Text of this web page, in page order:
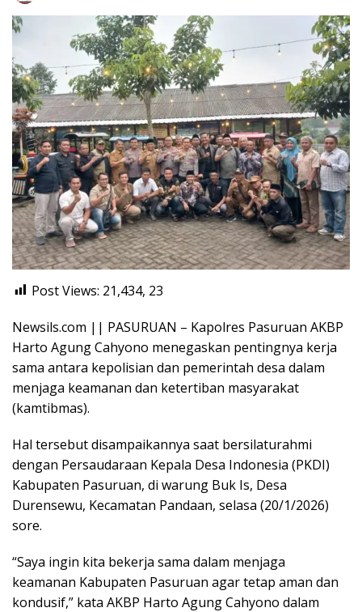
Post Views: 21,434, 23
Newsils.com || PASURUAN – Kapolres Pasuruan AKBP
Harto Agung Cahyono menegaskan pentingnya kerja
sama antara kepolisian dan pemerintah desa dalam
menjaga keamanan dan ketertiban masyarakat
(kamtibmas).
Hal tersebut disampaikannya saat bersilaturahmi
dengan Persaudaraan Kepala Desa Indonesia (PKDI)
Kabupaten Pasuruan, di warung Buk Is, Desa
Durensewu, Kecamatan Pandaan, selasa (20/1/2026)
sore.
“Saya ingin kita bekerja sama dalam menjaga
keamanan Kabupaten Pasuruan agar tetap aman dan
kondusif,” kata AKBP Harto Agung Cahyono dalam